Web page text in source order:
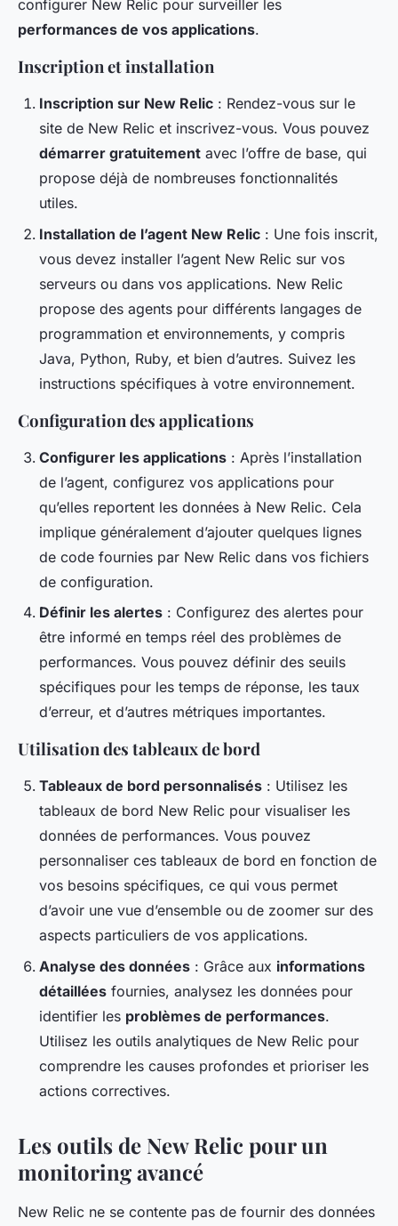
configurer New Relic pour surveiller les
performances de vos applications.
Inscription et installation
Inscription sur New Relic : Rendez-vous sur le
site de New Relic et inscrivez-vous. Vous pouvez
démarrer gratuitement avec l’offre de base, qui
propose déjà de nombreuses fonctionnalités
utiles.
Installation de l’agent New Relic : Une fois inscrit,
vous devez installer l’agent New Relic sur vos
serveurs ou dans vos applications. New Relic
propose des agents pour différents langages de
programmation et environnements, y compris
Java, Python, Ruby, et bien d’autres. Suivez les
instructions spécifiques à votre environnement.
Configuration des applications
Configurer les applications : Après l’installation
de l’agent, configurez vos applications pour
qu’elles reportent les données à New Relic. Cela
implique généralement d’ajouter quelques lignes
de code fournies par New Relic dans vos fichiers
de configuration.
Définir les alertes : Configurez des alertes pour
être informé en temps réel des problèmes de
performances. Vous pouvez définir des seuils
spécifiques pour les temps de réponse, les taux
d’erreur, et d’autres métriques importantes.
Utilisation des tableaux de bord
Tableaux de bord personnalisés : Utilisez les
tableaux de bord New Relic pour visualiser les
données de performances. Vous pouvez
personnaliser ces tableaux de bord en fonction de
vos besoins spécifiques, ce qui vous permet
d’avoir une vue d’ensemble ou de zoomer sur des
aspects particuliers de vos applications.
Analyse des données : Grâce aux informations
détaillées fournies, analysez les données pour
identifier les problèmes de performances.
Utilisez les outils analytiques de New Relic pour
comprendre les causes profondes et prioriser les
actions correctives.
Les outils de New Relic pour un
monitoring avancé
New Relic ne se contente pas de fournir des données